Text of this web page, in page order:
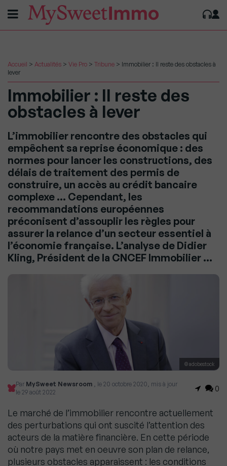
Accueil > Actualités > Vie Pro > Tribune > Immobilier : Il reste des obstacles à
lever
Immobilier : Il reste des
obstacles à lever
L’immobilier rencontre des obstacles qui
empêchent sa reprise économique : des
normes pour lancer les constructions, des
délais de traitement des permis de
construire, un accès au crédit bancaire
complexe … Cependant, les
recommandations européennes
préconisent d’assouplir les règles pour
assurer la relance d’un secteur essentiel à
l’économie française. L’analyse de Didier
Kling, Président de la CNCEF Immobilier …
© adobestock
Par MySweet Newsroom , le 20 octobre 2020, mis à jour
le 29 août 2022
0
Le marché de l’immobilier rencontre actuellement
des perturbations qui ont suscité l’attention des
acteurs de la matière financière. En cette période
où notre pays met en oeuvre son plan de relance,
plusieurs obstacles apparaissent : les conditions